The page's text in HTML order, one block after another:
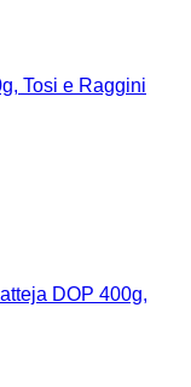
Tosi e Raggini
DOP 400g,